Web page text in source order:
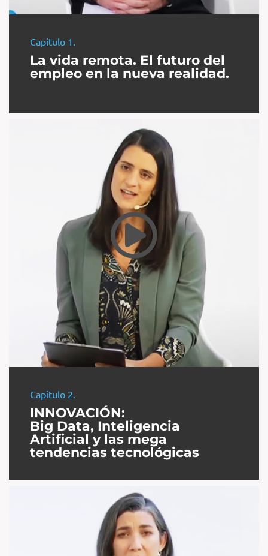
Capitulo 1.
La vida remota. El futuro del
empleo en la nueva realidad.
Capitulo 2.
INNOVACIÓN:
Big Data, Inteligencia
Artificial y las mega
tendencias tecnológicas